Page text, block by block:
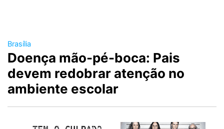
Brasília
Doença mão-pé-boca: Pais
devem redobrar atenção no
ambiente escolar